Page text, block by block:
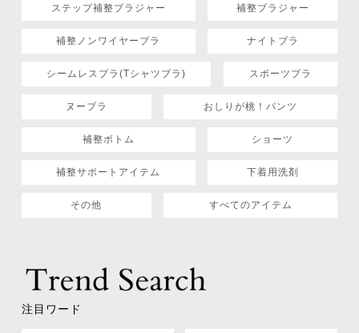
ステップ補整ブラジャー 補整ブラジャー
補整ノンワイヤーブラ ナイトブラ
シームレスブラ(Tシャツブラ) スポーツブラ
ヌーブラ おしりが桃！パンツ
補整ボトム ショーツ
補整サポートアイテム 下着用洗剤
その他 すべてのアイテム
注目ワード